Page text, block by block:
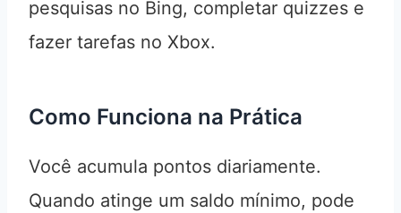
pesquisas no Bing, completar quizzes e
fazer tarefas no Xbox.
Como Funciona na Prática
Você acumula pontos diariamente.
Quando atinge um saldo mínimo, pode